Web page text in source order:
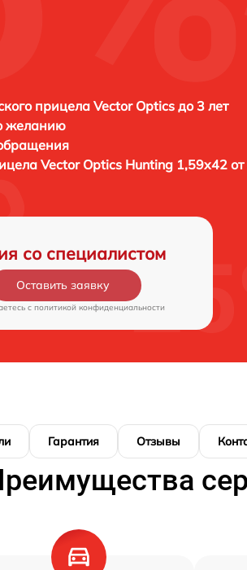
прицела Vector Optics до 3 лет
желанию
Vector Optics Hunting 1,59x42
со специалистом
Оставить заявку
c политикой конфиденциальности
Гарантия Отзывы